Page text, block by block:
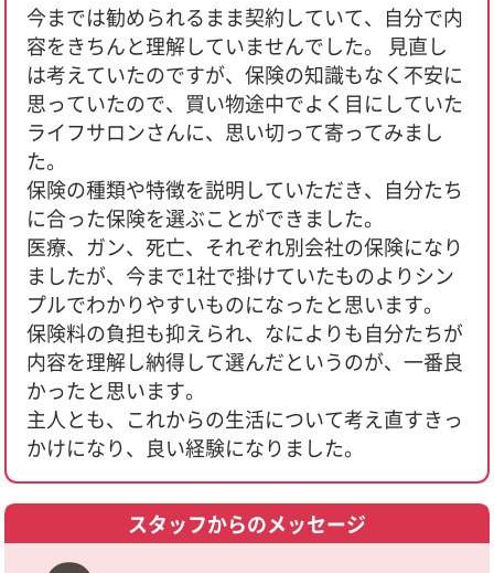
今までは勧められるまま契約していて、自分で内
容をきちんと理解していませんでした。 見直し
は考えていたのですが、保険の知識もなく不安に
思っていたので、買い物途中でよく目にしていた
ライフサロンさんに、思い切って寄ってみまし
た。
保険の種類や特徴を説明していただき、自分たち
に合った保険を選ぶことができました。
医療、ガン、死亡、それぞれ別会社の保険になり
ましたが、今まで1社で掛けていたものよりシン
プルでわかりやすいものになったと思います。
保険料の負担も抑えられ、なによりも自分たちが
内容を理解し納得して選んだというのが、一番良
かったと思います。
主人とも、これからの生活について考え直すきっ
かけになり、良い経験になりました。
スタッフからのメッセージ